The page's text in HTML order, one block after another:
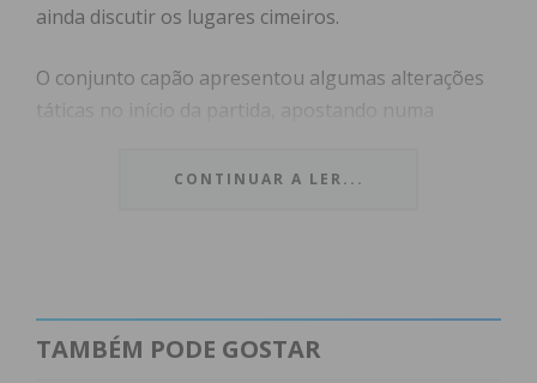
ainda discutir os lugares cimeiros.
O conjunto capão apresentou algumas alterações
táticas no início da partida, apostando numa
trouxe o conforto desejado. O Baião conseguiu ter
Mesmo assim, as melhores oportunidades da
primeira parte pertenceram ao Freamunde.
CONTINUAR A LER...
TAMBÉM PODE GOSTAR